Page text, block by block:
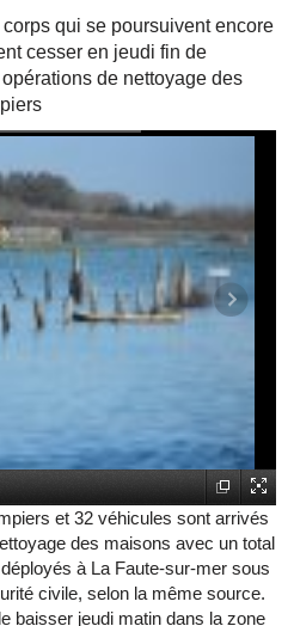
qui se poursuivent encore
cesser en jeudi fin de
de nettoyage des
et 32 véhicules sont arrivés
des maisons avec un total
à La Faute-sur-mer sous
civile, selon la même source.
baisser jeudi matin dans la zone